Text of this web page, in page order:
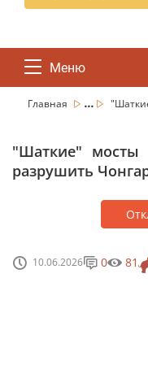
Меню
Главная ...
"Шаткие"
разрушить
10.06.2026 0 81